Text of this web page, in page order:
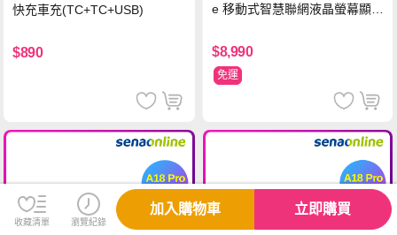
快充車充(TC+TC+USB)
$890
e 移動式智慧聯網液晶螢幕顯示
$8,990
免運
收藏清單 瀏覽紀錄
加入購物車 立即購買